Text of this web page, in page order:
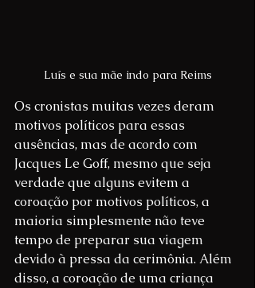
Luís e sua mãe indo para Reims
Os cronistas muitas vezes deram
motivos políticos para essas
ausências, mas de acordo com
Jacques Le Goff, mesmo que seja
verdade que alguns evitem a
coroação por motivos políticos, a
maioria simplesmente não teve
tempo de preparar sua viagem
devido à pressa da cerimônia. Além
disso, a coroação de uma criança